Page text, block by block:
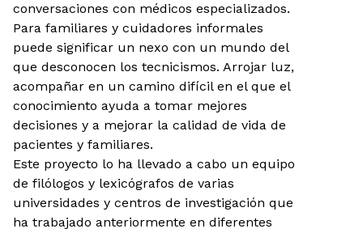
conversaciones con médicos especializados.
Para familiares y cuidadores informales
puede significar un nexo con un mundo del
que desconocen los tecnicismos. Arrojar luz,
acompañar en un camino difícil en el que el
conocimiento ayuda a tomar mejores
decisiones y a mejorar la calidad de vida de
pacientes y familiares.
Este proyecto lo ha llevado a cabo un equipo
de filólogos y lexicógrafos de varias
universidades y centros de investigación que
ha trabajado anteriormente en diferentes